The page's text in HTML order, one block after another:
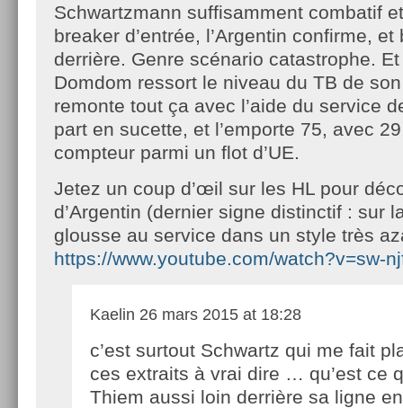
Schwartzmann suffisamment combatif
breaker d’entrée, l’Argentin confirme,
derrière. Genre scénario catastrophe.
Domdom ressort le niveau du TB de
remonte tout ça avec l’aide du service
part en sucette, et l’emporte 75, avec
compteur parmi un flot d’UE.
Jetez un coup d’œil sur les HL pour
d’Argentin (dernier signe distinctif : sur
glousse au service dans un style très
https://www.youtube.com/watch?v=sw-
Kaelin 26 mars 2015 at 18:28
c’est surtout Schwartz qui me fait
ces extraits à vrai dire … qu’est ce
Thiem aussi loin derrière sa ligne